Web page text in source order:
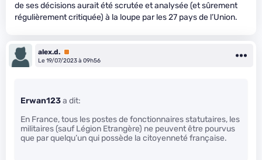
de ses décisions aurait été scrutée et analysée (et sûrement
régulièrement critiquée) à la loupe par les 27 pays de l’Union.
alex.d. Premium
Le 19/07/2023 à 09h56
Erwan123a dit:
En France, tous les postes de fonctionnaires statutaires, les
militaires (sauf Légion Etrangère) ne peuvent être pourvus
que par quelqu’un qui possède la citoyenneté française.